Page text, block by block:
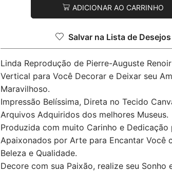
ADICIONAR AO CARRINHO
Salvar na Lista de Desejos
Linda Reprodução de Pierre-Auguste
Vertical para Você Decorar e Deixar seu
Maravilhoso.
Impressão Belíssima, Direta no Tecido
Arquivos Adquiridos dos melhores Museus.
Produzida com muito Carinho e Dedicação
Apaixonados por Arte para Encantar Você
Beleza e Qualidade.
Decore com sua Paixão, realize seu Sonho